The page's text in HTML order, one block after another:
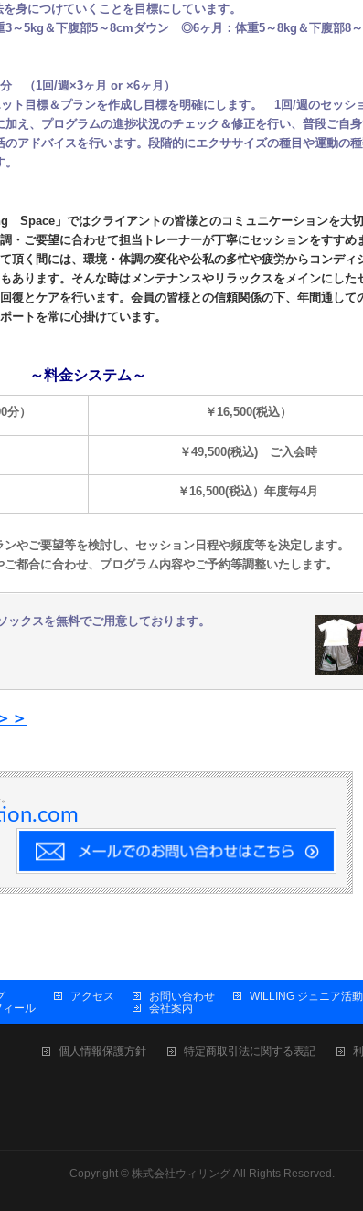
身につけていくことを目標にしています。
3～5kg＆下腹部5～8cmダウン ◎6ヶ月：体重5～8kg＆下腹部8
（1回/週×3ヶ月 or ×6ヶ月）
ト目標＆プランを作成し目標を明確にします。 1回/週のセッシ
え、プログラムの進捗状況のチェック＆修正を行い、普段ご自
アドバイスを行います。段階的にエクササイズの種目や運動の
」ではクライアントの皆様とのコミュニケーションを大切
・ご要望に合わせて担当トレーナーが丁寧にセッションをすすめ
頂く間には、環境・体調の変化や公私の多忙や疲労からコンディ
あります。そんな時はメンテナンスやリラックスをメインにした
復とケアを行います。会員の皆様との信頼関係の下、年間通して
ートを常に心掛けています。
～料金システム～
） ￥16,500(税込）
￥49,500(税込) ご入会時
￥16,500(税込）年度毎4月
やご要望等を検討し、セッション日程や頻度等を決定します。
都合に合わせ、プログラム内容やご予約等調整いたします。
クスを無料でご用意しております。
＞
ィール
アクセス
お問い合わせ
会社案内
WILLING ジュニア活動
個人情報保護方針 特定商取引法に関する表記
Copyright © 株式会社ウィリング All Rights Reserved.